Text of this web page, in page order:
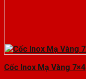
Cốc Inox Mạ Vàng 7×4